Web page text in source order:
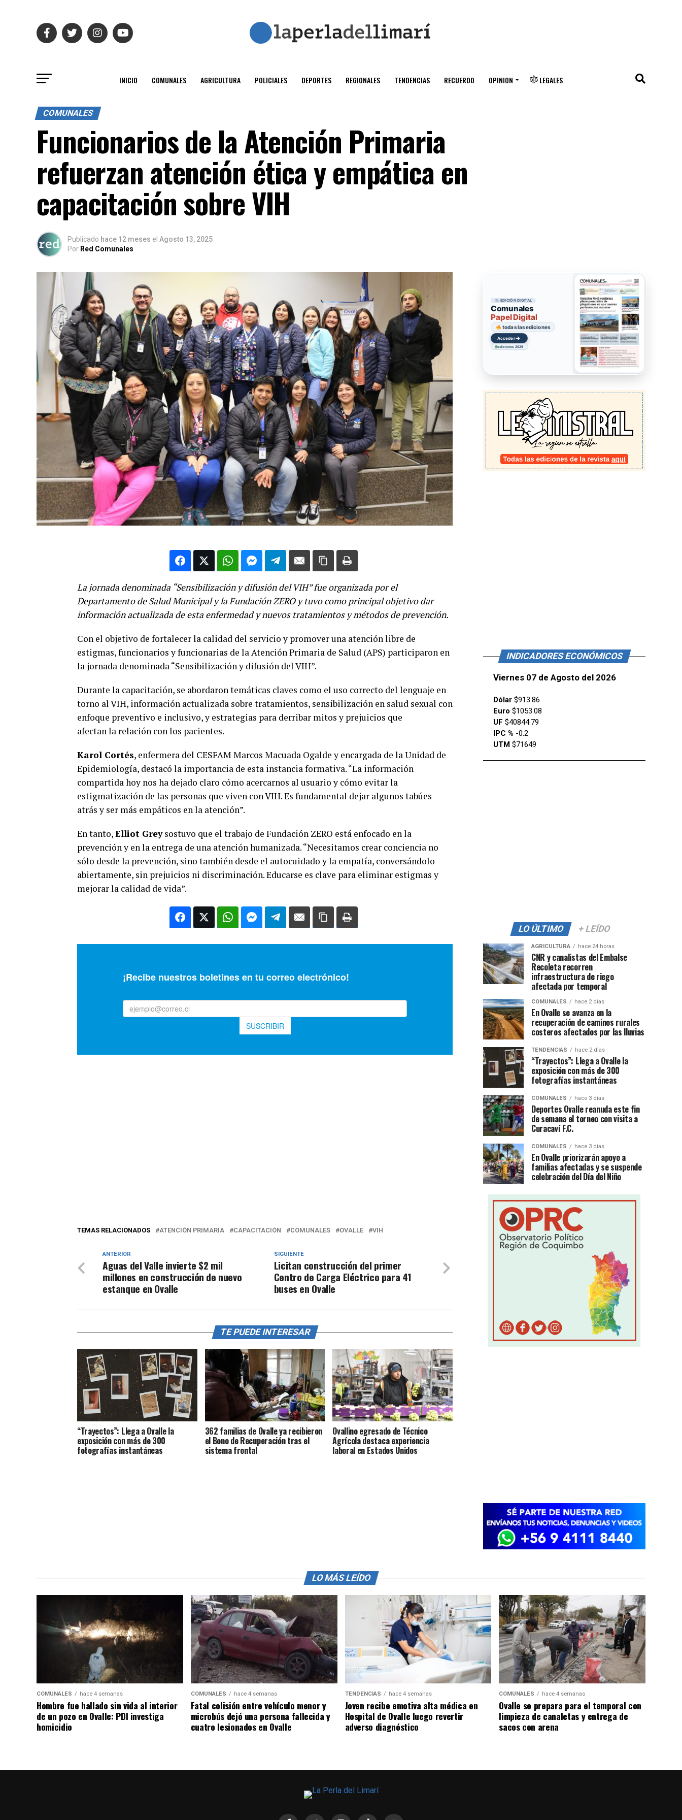
INICIO COMUNALES AGRICULTURA POLICIALES DEPORTES REGIONALES TENDENCIAS RECUERDO OPINION LEGALES
COMUNALES
Funcionarios de la Atención Primaria
refuerzan atención ética y empática en
capacitación sobre VIH
Publicado hace 12 meses el Agosto 13, 2025
Por Red Comunales
La jornada denominada “Sensibilización y difusión del VIH” fue organizada por el
Departamento de Salud Municipal y la Fundación ZERO y tuvo como principal objetivo dar
información actualizada de esta enfermedad y nuevos tratamientos y métodos de prevención.
Con el objetivo de fortalecer la calidad del servicio y promover una atención libre de
estigmas, funcionarios y funcionarias de la Atención Primaria de Salud (APS) participaron en
la jornada denominada “Sensibilización y difusión del VIH”.
Durante la capacitación, se abordaron temáticas claves como el uso correcto del lenguaje en
torno al VIH, información actualizada sobre tratamientos, sensibilización en salud sexual con
enfoque preventivo e inclusivo, y estrategias para derribar mitos y prejuicios que
afectan la relación con los pacientes.
Karol Cortés, enfermera del CESFAM Marcos Macuada Ogalde y encargada de la Unidad de
Epidemiología, destacó la importancia de esta instancia formativa. “La información
compartida hoy nos ha dejado claro cómo acercarnos al usuario y cómo evitar la
estigmatización de las personas que viven con VIH. Es fundamental dejar algunos tabúes
atrás y ser más empáticos en la atención”.
En tanto,Elliot Greysostuvo que el trabajo de Fundación ZERO está enfocado en la
prevención y en la entrega de una atención humanizada. “Necesitamos crear conciencia no
sólo desde la prevención, sino también desde el autocuidado y la empatía, conversándolo
abiertamente, sin prejuicios ni discriminación. Educarse es clave para eliminar estigmas y
mejorar la calidad de vida”.
TEMAS RELACIONADOS ATENCIÓN PRIMARIA CAPACITACIÓN COMUNALES OVALLE VIH
SIGUIENTE
Licitan construcción del primer
Centro de Carga Eléctrico para 41
buses en Ovalle
ANTERIOR
Aguas del Valle invierte $2 mil
millones en construcción de nuevo
estanque en Ovalle
TE PUEDE INTERESAR
“Trayectos”: Llega a Ovalle la
exposición con más de 300
fotografías instantáneas
362 familias de Ovalle ya recibieron
el Bono de Recuperación tras el
sistema frontal
Ovallino egresado de Técnico
Agrícola destaca experiencia
laboral en Estados Unidos
EDICIÓN DIGITAL
Comunales
Papel Digital
todas las ediciones
Acceder→
ediciones 2026
INDICADORES ECONÓMICOS
Viernes 07 de Agosto del 2026
Dólar $913.86
Euro $1053.08
UF $40844.79
IPC % -0.2
UTM $71649
LO ÚLTIMO + LEÍDO
AGRICULTURA hace 24 horas
CNR y canalistas del Embalse
Recoleta recorren
infraestructura de riego
afectada por temporal
COMUNALES hace 2 días
En Ovalle se avanza en la
recuperación de caminos rurales
costeros afectados por las lluvias
TENDENCIAS hace 2 días
“Trayectos”: Llega a Ovalle la
exposición con más de 300
fotografías instantáneas
COMUNALES hace 3 días
Deportes Ovalle reanuda este fin
de semana el torneo con visita a
Curacaví F.C.
COMUNALES hace 3 días
En Ovalle priorizarán apoyo a
familias afectadas y se suspende
celebración del Día del Niño
LO MÁS LEÍDO
COMUNALES hace 4 semanas
Hombre fue hallado sin vida al interior
de un pozo en Ovalle: PDI investiga
homicidio
COMUNALES hace 4 semanas
Fatal colisión entre vehículo menor y
microbús dejó una persona fallecida y
cuatro lesionados en Ovalle
TENDENCIAS hace 4 semanas
Joven recibe emotiva alta médica en
Hospital de Ovalle luego revertir
adverso diagnóstico
COMUNALES hace 4 semanas
Ovalle se prepara para el temporal con
limpieza de canaletas y entrega de
sacos con arena